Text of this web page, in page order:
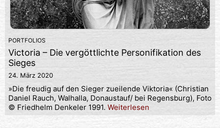
PORTFOLIOS
Victoria – Die vergöttlichte Personifikation des
Sieges
24. März 2020
»Die freudig auf den Sieger zueilende Viktoria« (Christian
Daniel Rauch, Walhalla, Donaustauf/ bei Regensburg), Foto
© Friedhelm Denkeler 1991. Weiterlesen